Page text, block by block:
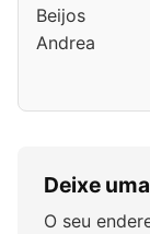
Beijos
Andrea
Deixe
O seu